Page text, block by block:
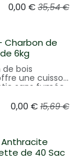
0,00 € 35,54€
Charbon de
6kg
de bois
une cuisson
sans fumée,
la qualité
Grâce à
maîtrisée,
expérience de
Fabriqué à
0,00 € 15,69€
de 40 Sac